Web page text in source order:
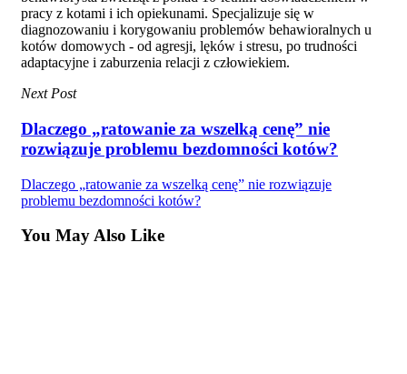
pracy z kotami i ich opiekunami. Specjalizuje się w
diagnozowaniu i korygowaniu problemów behawioralnych u
kotów domowych - od agresji, lęków i stresu, po trudności
adaptacyjne i zaburzenia relacji z człowiekiem.
Next Post
Dlaczego „ratowanie za wszelką cenę” nie
rozwiązuje problemu bezdomności kotów?
Dlaczego „ratowanie za wszelką cenę” nie rozwiązuje
problemu bezdomności kotów?
You May Also Like